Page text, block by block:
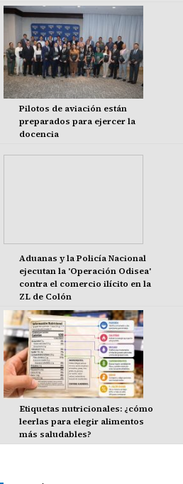
Pilotos de aviación están
preparados para ejercer la
docencia
Aduanas y la Policía Nacional
ejecutan la 'Operación Odisea'
contra el comercio ilícito en la
ZL de Colón
Etiquetas nutricionales: ¿cómo
leerlas para elegir alimentos
más saludables?